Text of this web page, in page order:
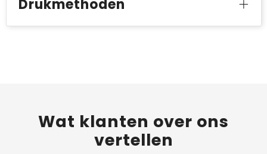
Drukmethoden
Wat klanten over ons
vertellen